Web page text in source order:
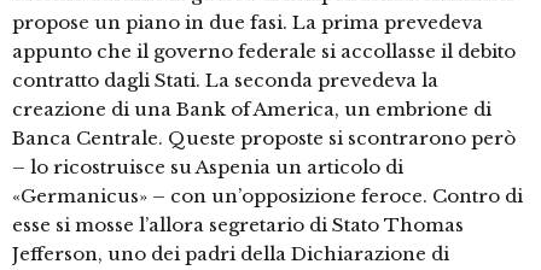
propose un piano in due fasi. La prima prevedeva
appunto che il governo federale si accollasse il debito
contratto dagli Stati. La seconda prevedeva la
creazione di una Bank of America, un embrione di
Banca Centrale. Queste proposte si scontrarono però
– lo ricostruisce su Aspenia un articolo di
«Germanicus» – con un’opposizione feroce. Contro di
esse si mosse l’allora segretario di Stato Thomas
Jefferson, uno dei padri della Dichiarazione di